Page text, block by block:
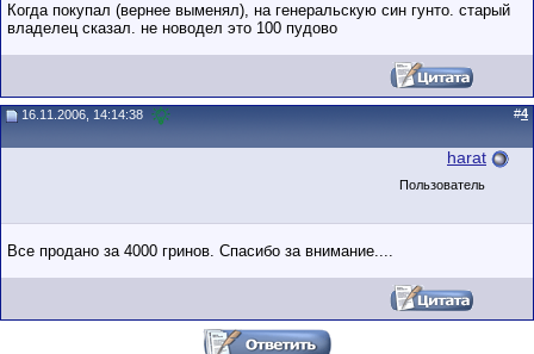
Когда покупал (вернее выменял), на генеральскую син гунто. старый
владелец сказал. не новодел это 100 пудово
16.11.2006, 14:14:38 #4
harat
Пользователь
Все продано за 4000 гринов. Спасибо за внимание....